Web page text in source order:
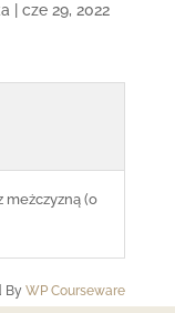
cze 29, 2022
meżczyzną (o
ByWP Courseware